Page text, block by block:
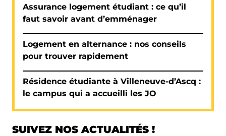
Assurance logement étudiant : ce qu’il
faut savoir avant d’emménager
Logement en alternance : nos conseils
pour trouver rapidement
Résidence étudiante à Villeneuve-d’Ascq :
le campus qui a accueilli les JO
SUIVEZ NOS ACTUALITÉS !